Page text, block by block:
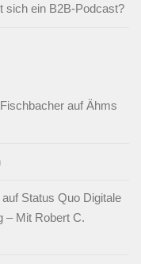
sich ein B2B-Podcast?
auf Ähms
Status Quo Digitale
– Mit Robert C.